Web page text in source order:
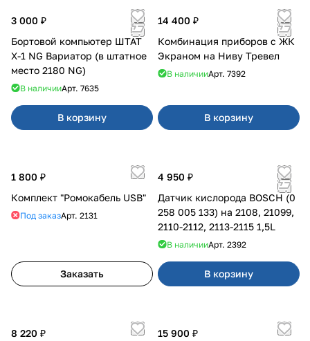
3 000 ₽
Бортовой компьютер ШТАТ
Х-1 NG Вариатор (в штатное
место 2180 NG)
В наличииАрт. 7635
В корзину
14 400 ₽
Комбинация приборов с ЖК
Экраном на Ниву Тревел
В наличииАрт. 7392
В корзину
1 800 ₽
Комплект "Ромокабель USB"
Под заказАрт. 2131
Заказать
4 950 ₽
Датчик кислорода BOSCH (0
258 005 133) на 2108, 21099,
2110-2112, 2113-2115 1,5L
В наличииАрт. 2392
В корзину
8 220 ₽
15 900 ₽